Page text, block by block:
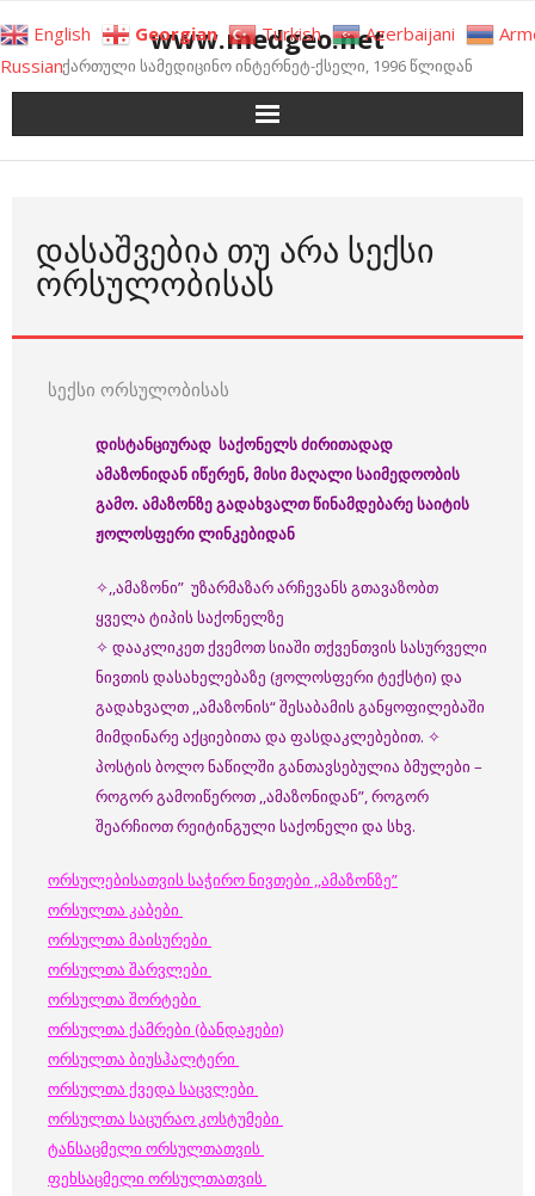
to
content
www.medgeo.net
ქართული სამედიცინო ინტერნეტ-ქსელი, 1996 წლიდან
ᲓᲐᲡᲐᲨᲕᲔᲑᲘᲐ ᲗᲣ ᲐᲠᲐ ᲡᲔᲥᲡᲘ
ᲝᲠᲡᲣᲚᲝᲑᲘᲡᲐᲡ
სექსი ორსულობისას
დისტანციურად საქონელს ძირითადად
ამაზონიდან იწერენ, მისი მაღალი საიმედოობის
გამო. ამაზონზე გადახვალთ წინამდებარე საიტის
ჟოლოსფერი ლინკებიდან
✧,,ამაზონი” უზარმაზარ არჩევანს გთავაზობთ
ყველა ტიპის საქონელზე
✧ დააკლიკეთ ქვემოთ სიაში თქვენთვის სასურველი
ნივთის დასახელებაზე (ჟოლოსფერი ტექსტი) და
გადახვალთ ,,ამაზონის“ შესაბამის განყოფილებაში
მიმდინარე აქციებითა და ფასდაკლებებით. ✧
პოსტის ბოლო ნაწილში განთავსებულია ბმულები –
როგორ გამოიწეროთ ,,ამაზონიდან”, როგორ
შეარჩიოთ რეიტინგული საქონელი და სხვ.
ორსულებისათვის საჭირო ნივთები ,,ამაზონზე”
ორსულთა კაბები
ორსულთა მაისურები
ორსულთა შარვლები
ორსულთა შორტები
ორსულთა ქამრები (ბანდაჟები)
ორსულთა ბიუსჰალტერი
ორსულთა ქვედა საცვლები
ორსულთა საცურაო კოსტუმები
ტანსაცმელი ორსულთათვის
ფეხსაცმელი ორსულთათვის
English Georgian Turkish Azerbaijani
Russian